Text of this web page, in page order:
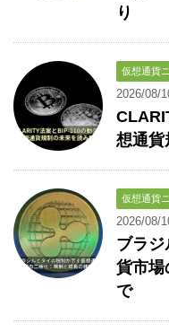
り
仮想通貨
2026/08/
想通貨
仮想通貨
2026/08/
ブラ
貨市場
で